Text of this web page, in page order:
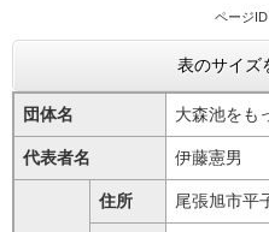
ページ
表のサイズ
団体名 大森池をも
代表者名 伊藤憲男
住所 尾張旭市平